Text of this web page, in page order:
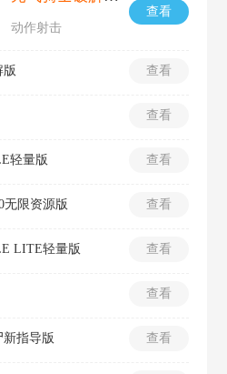
查看
动作射击
查看
版
查看
查看
轻量版
查看
无限资源版
查看
LITE轻量版
查看
查看
指导版